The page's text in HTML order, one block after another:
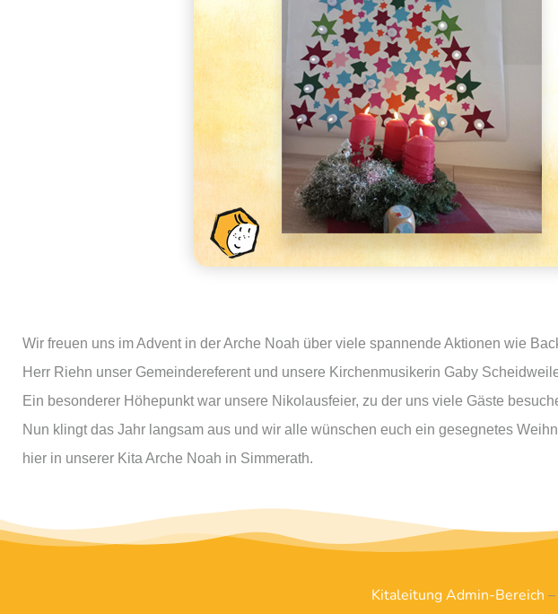
Wir freuen uns im Advent in der Arche Noah über viele spannende Aktionen wie
Herr Riehn unser Gemeindereferent und unsere Kirchenmusikerin Gaby
Ein besonderer Höhepunkt war unsere Nikolausfeier, zu der uns viele Gäste
Nun klingt das Jahr langsam aus und wir alle wünschen euch ein gesegnetes
hier in unserer Kita Arche Noah in Simmerath.
Kitaleitung Admin-Bereich –